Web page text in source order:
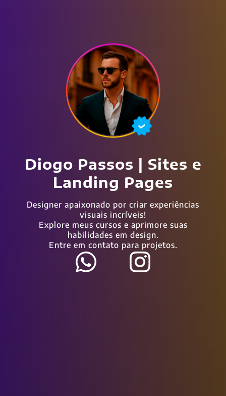
Diogo Passos | Sites e
Landing Pages
Designer apaixonado por criar experiências
visuais incríveis!
Explore meus cursos e aprimore suas
habilidades em design.
Entre em contato para projetos.